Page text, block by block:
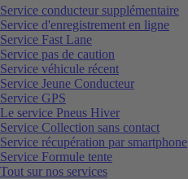
Service conducteur supplémentaire
Service d'enregistrement en ligne
Service Fast Lane
Service pas de caution
Service véhicule récent
Service Jeune Conducteur
Service GPS
Le service Pneus Hiver
Service Collection sans contact
Service récupération par smartphone
Service Formule tente
Tout sur nos services